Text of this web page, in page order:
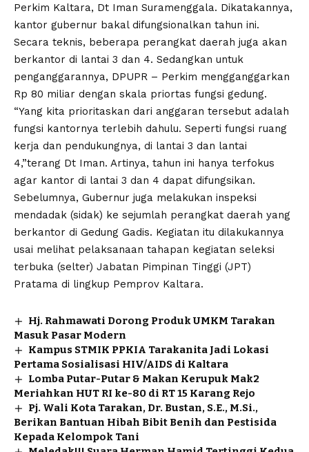
Perkim Kaltara, Dt Iman Suramenggala. Dikatakannya,
kantor gubernur bakal difungsionalkan tahun ini.
Secara teknis, beberapa perangkat daerah juga akan
berkantor di lantai 3 dan 4. Sedangkan untuk
penganggarannya, DPUPR – Perkim mengganggarkan
Rp 80 miliar dengan skala priortas fungsi gedung.
“Yang kita prioritaskan dari anggaran tersebut adalah
fungsi kantornya terlebih dahulu. Seperti fungsi ruang
kerja dan pendukungnya, di lantai 3 dan lantai
4,”terang Dt Iman. Artinya, tahun ini hanya terfokus
agar kantor di lantai 3 dan 4 dapat difungsikan.
Sebelumnya, Gubernur juga melakukan inspeksi
mendadak (sidak) ke sejumlah perangkat daerah yang
berkantor di Gedung Gadis. Kegiatan itu dilakukannya
usai melihat pelaksanaan tahapan kegiatan seleksi
terbuka (selter) Jabatan Pimpinan Tinggi (JPT)
Pratama di lingkup Pemprov Kaltara.
Hj. Rahmawati Dorong Produk UMKM Tarakan
Masuk Pasar Modern
Kampus STMIK PPKIA Tarakanita Jadi Lokasi
Pertama Sosialisasi HIV/AIDS di Kaltara
Lomba Putar-Putar & Makan Kerupuk Mak2
Meriahkan HUT RI ke-80 di RT 15 Karang Rejo
Pj. Wali Kota Tarakan, Dr. Bustan, S.E., M.Si.,
Berikan Bantuan Hibah Bibit Benih dan Pestisida
Kepada Kelompok Tani